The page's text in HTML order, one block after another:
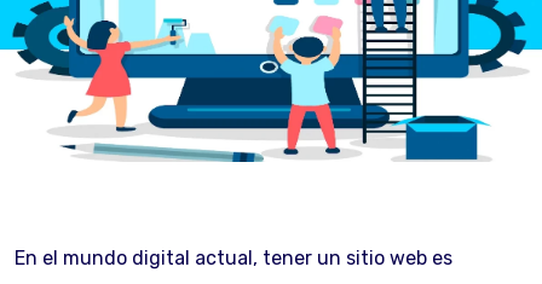
En el mundo digital actual, tener un sitio web es